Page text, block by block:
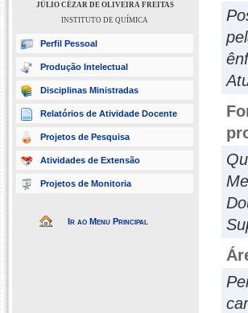
JÚLIO CÉZAR DE OLIVEIRA FREITAS
INSTITUTO DE QUÍMICA
Perfil Pessoal
Produção Intelectual
Disciplinas Ministradas
Relatórios de Atividade Docente
Projetos de Pesquisa
Atividades de Extensão
Projetos de Monitoria
Ir ao Menu Principal